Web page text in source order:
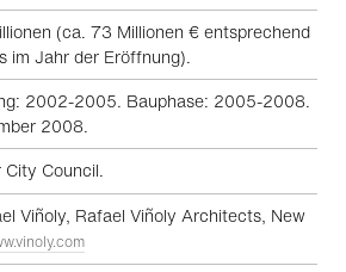
(ca. 73 Millionen € entsprechend
im Jahr der Eröffnung).
2002-2005. Bauphase: 2005-2008.
2008.
City Council.
Viñoly, Rafael Viñoly Architects, New